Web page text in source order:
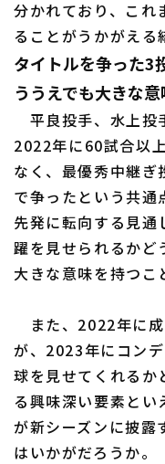
分かれており、これ
ることがうかがえる
タイトルを争った3
ううえでも大きな
平良投手、水上投
2022年に60試合以
なく、最優秀中継
で争ったという共通
先発に転向する見
躍を見せられるかど
大きな意味を持つこ
また、2022年に
が、2023年にコン
球を見せてくれるか
る興味深い要素とい
が新シーズンに披露
はいかがだろうか。